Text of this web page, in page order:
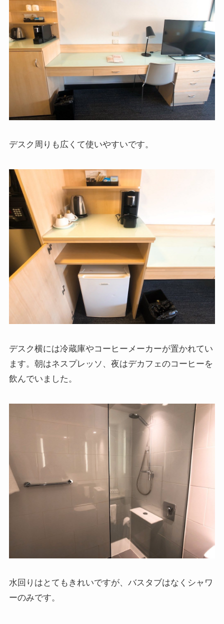
デスク周りも広くて使いやすいです。
デスク横には冷蔵庫やコーヒーメーカーが置かれてい
ます。朝はネスプレッソ、夜はデカフェのコーヒーを
飲んでいました。
水回りはとてもきれいですが、バスタブはなくシャワ
ーのみです。